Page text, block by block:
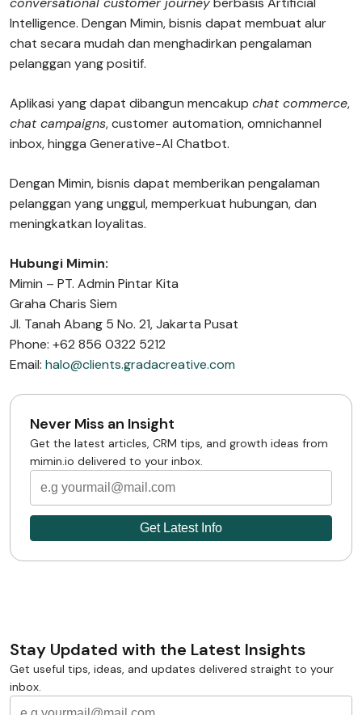
Intelligence. Dengan Mimin, bisnis dapat membuat alur
chat secara mudah dan menghadirkan pengalaman
pelanggan yang positif.
Aplikasi yang dapat dibangun mencakup chat commerce,
chat campaigns, customer automation, omnichannel
inbox, hingga Generative-AI Chatbot.
Dengan Mimin, bisnis dapat memberikan pengalaman
pelanggan yang unggul, memperkuat hubungan, dan
meningkatkan loyalitas.
Hubungi Mimin:
Mimin – PT. Admin Pintar Kita
Graha Charis Siem
Jl. Tanah Abang 5 No. 21, Jakarta Pusat
Phone: +62 856 0322 5212
Email: halo@clients.gradacreative.com
Never Miss an Insight
Get the latest articles, CRM tips, and growth ideas from
mimin.io delivered to your inbox.
Stay Updated with the Latest Insights
Get useful tips, ideas, and updates delivered straight to your
inbox.